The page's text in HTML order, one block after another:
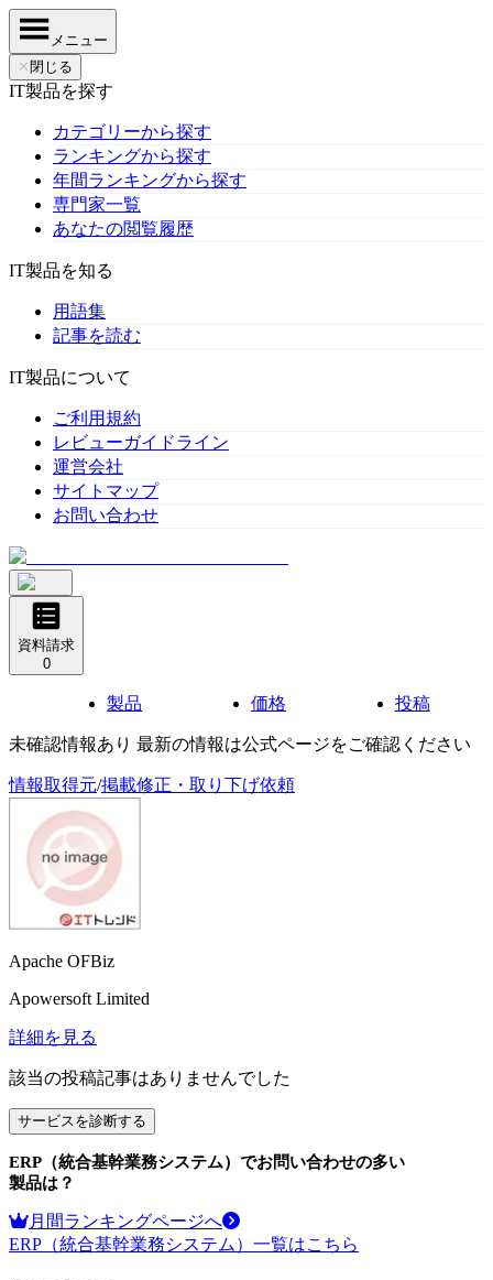
メニュー
✕ 閉じる
IT製品を探す
カテゴリーから探す
ランキングから探す
年間ランキングから探す
専門家一覧
あなたの閲覧履歴
IT製品を知る
用語集
記事を読む
IT製品について
ご利用規約
レビューガイドライン
運営会社
サイトマップ
お問い合わせ
資料請求
0
製品 価格 投稿
未確認情報あり 最新の情報は公式ページをご確認ください
情報取得元/掲載修正・取り下げ依頼
Apache OFBiz
Apowersoft Limited
詳細を見る
該当の投稿記事はありませんでした
サービスを診断する
ERP（統合基幹業務システム） でお問い合わせの多い
製品は？
月間ランキングページへ
ERP（統合基幹業務システム） 一覧はこちら